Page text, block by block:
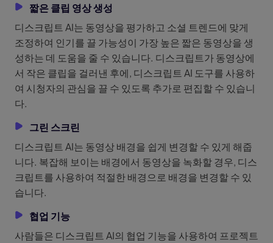
짧은 클립 영상 생성
디스크립트 AI는 동영상을 평가하고 소셜 트렌드에 맞게
조정하여 인기를 끌 가능성이 가장 높은 짧은 동영상을 생
성하는 데 도움을 줄 수 있습니다. 디스크립트가 동영상에
서 작은 클립을 걸러낸 후에, 디스크립트 AI 도구를 사용하
여 시청자의 관심을 끌 수 있도록 추가로 편집할 수 있습니
다.
그린 스크린
디스크립트 AI는 동영상 배경을 쉽게 변경할 수 있게 해줍
니다. 복잡해 보이는 배경에서 동영상을 녹화할 경우, 디스
크립트를 사용하여 적절한 배경으로 배경을 변경할 수 있
습니다.
협업 기능
사람들은 디스크립트 AI의 협업 기능을 사용하여 프로젝트